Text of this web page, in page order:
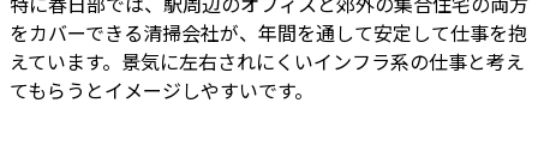
をカバーできる清掃会社が、年間を通して安定して仕事を抱
えています。景気に左右されにくいインフラ系の仕事と考え
てもらうとイメージしやすいです。